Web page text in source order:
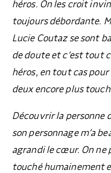
héros. On les croit
toujours débordante.
Lucie Coutaz se sont
de doute et c’est tout
héros, en tout cas pour
deux encore plus
Découvrir la personne
son personnage m’a
agrandi le cœur. On ne
touché humainement